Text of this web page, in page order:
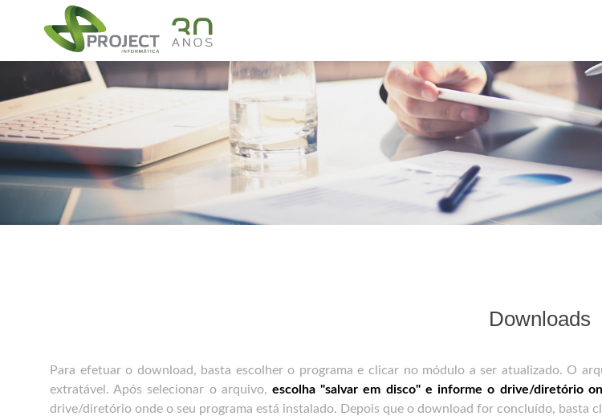
Downloads
Para efetuar o download, basta escolher o programa e clicar no módulo a ser atualizado. O
extratável. Após selecionar o arquivo,escolha "salvar em disco" e informe o drive/diretório
drive/diretório onde o seu programa está instalado. Depois que o download for concluído, basta